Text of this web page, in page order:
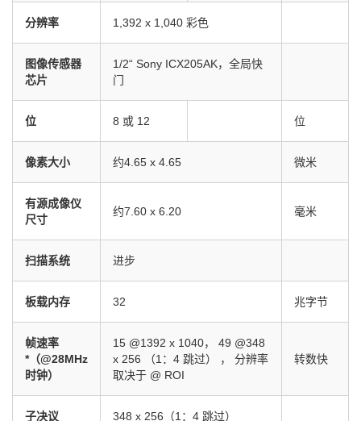
分辨率 1,392 x 1,040 彩色
图像传感器
芯片
1/2“ Sony ICX205AK，全局快
门
位 8 或 12 位
像素大小 约4.65 x 4.65 微米
有源成像仪
尺寸
约7.60 x 6.20 毫米
扫描系统 进步
板载内存 32 兆字节
帧速率
*（@28MHz
时钟）
15 @1392 x 1040， 49 @348
x 256 （1：4 跳过） ， 分辨率
取决于 @ ROI
转数快
子决议 348 x 256（1：4 跳过）